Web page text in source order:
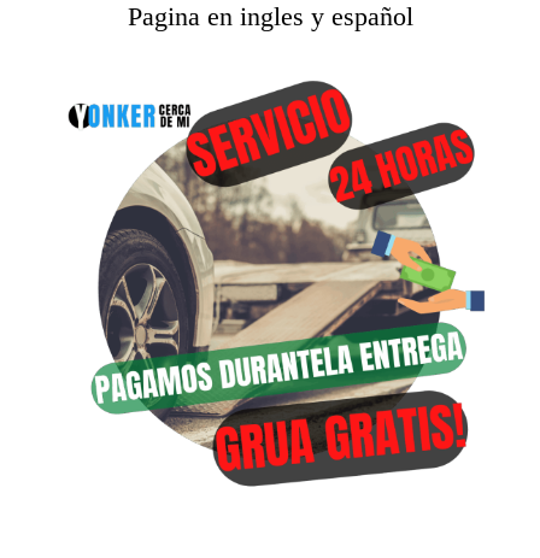
Pagina en ingles y español